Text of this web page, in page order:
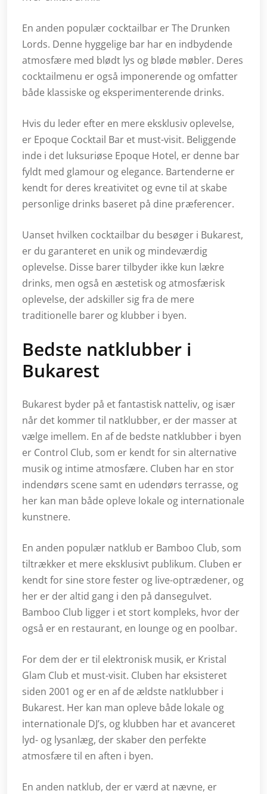
En anden populær cocktailbar er The Drunken
Lords. Denne hyggelige bar har en indbydende
atmosfære med blødt lys og bløde møbler. Deres
cocktailmenu er også imponerende og omfatter
både klassiske og eksperimenterende drinks.
Hvis du leder efter en mere eksklusiv oplevelse,
er Epoque Cocktail Bar et must-visit. Beliggende
inde i det luksuriøse Epoque Hotel, er denne bar
fyldt med glamour og elegance. Bartenderne er
kendt for deres kreativitet og evne til at skabe
personlige drinks baseret på dine præferencer.
Uanset hvilken cocktailbar du besøger i Bukarest,
er du garanteret en unik og mindeværdig
oplevelse. Disse barer tilbyder ikke kun lækre
drinks, men også en æstetisk og atmosfærisk
oplevelse, der adskiller sig fra de mere
traditionelle barer og klubber i byen.
Bedste natklubber i
Bukarest
Bukarest byder på et fantastisk natteliv, og især
når det kommer til natklubber, er der masser at
vælge imellem. En af de bedste natklubber i byen
er Control Club, som er kendt for sin alternative
musik og intime atmosfære. Cluben har en stor
indendørs scene samt en udendørs terrasse, og
her kan man både opleve lokale og internationale
kunstnere.
En anden populær natklub er Bamboo Club, som
tiltrækker et mere eksklusivt publikum. Cluben er
kendt for sine store fester og live-optrædener, og
her er der altid gang i den på dansegulvet.
Bamboo Club ligger i et stort kompleks, hvor der
også er en restaurant, en lounge og en poolbar.
For dem der er til elektronisk musik, er Kristal
Glam Club et must-visit. Cluben har eksisteret
siden 2001 og er en af de ældste natklubber i
Bukarest. Her kan man opleve både lokale og
internationale DJ’s, og klubben har et avanceret
lyd- og lysanlæg, der skaber den perfekte
atmosfære til en aften i byen.
En anden natklub, der er værd at nævne, er